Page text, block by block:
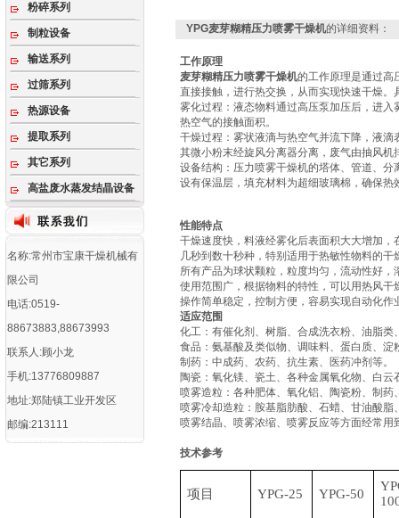
粉碎系列
制粒设备
输送系列
过筛系列
热源设备
提取系列
其它系列
高盐废水蒸发结晶设备
名称:常州市宝康干燥机械有
限公司
电话:0519-
88673883,88673993
联系人:顾小龙
手机:13776809887
地址:郑陆镇工业开发区
邮编:213111
YPG麦芽糊精压力喷雾干燥机的详细资料：
工作原理
麦芽糊精压力喷雾干燥机的工作原理‌是通过高
直接接触，进行热交换，从而实现快速干燥。
雾化过程‌：液态物料通过高压泵加压后，进
热空气的接触面积‌。
干燥过程‌：雾状液滴与热空气并流下降，液
其微小粉末经旋风分离器分离，废气由抽风机
设备结构‌：压力喷雾干燥机的塔体、管道、
设有保温层，填充材料为超细玻璃棉，确保热
性能特点
干燥速度快，料液经雾化后表面积大大增加
几秒到数十秒种，特别适用于热敏性物料的干
所有产品为球状颗粒，粒度均匀，流动性好
使用范围广，根据物料的特性，可以用热风
操作简单稳定，控制方便，容易实现自动化作
适应范围
化工：有催化剂、树脂、合成洗衣粉、油脂
食品：氨基酸及类似物、调味料、蛋白质、
制药：中成药、农药、抗生素、医药冲剂等。
陶瓷：氧化镁、瓷土、各种金属氧化物、白云
喷雾造粒：各种肥体、氧化铝、陶瓷粉、制
喷雾冷却造粒：胺基脂肪酸、石蜡、甘油酸脂
喷雾结晶、喷雾浓缩、喷雾反应等方面经常用
技术参考
项目 YPG-25 YPG-50